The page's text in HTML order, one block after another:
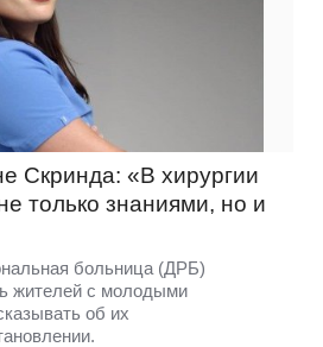
Скринда: «В хирургии
только знаниями, но и
больница (ДРБ)
жителей с молодыми
об их